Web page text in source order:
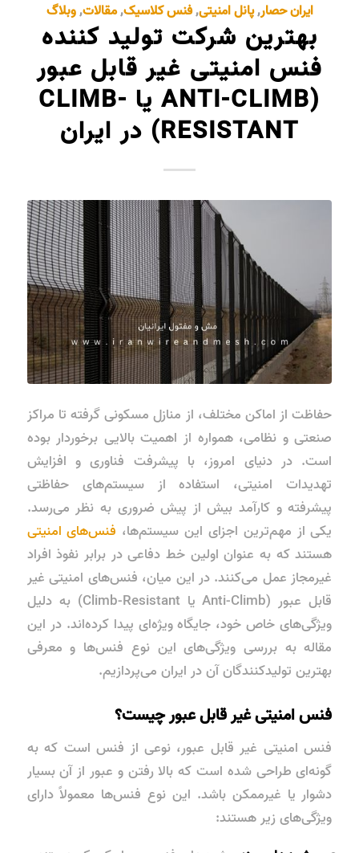
ایران حصار,پانل امنیتی,فنس کلاسیک,مقالات,وبلاگ
بهترین شرکت تولید کننده
فنس امنیتی غیر قابل عبور
(ANTI-CLIMB یا CLIMB-
RESISTANT) در ایران
حفاظت از اماکن مختلف، از منازل مسکونی گرفته تا مراکز
صنعتی و نظامی، همواره از اهمیت بالایی برخوردار بوده
است. در دنیای امروز، با پیشرفت فناوری و افزایش
تهدیدات امنیتی، استفاده از سیستم‌های حفاظتی
پیشرفته و کارآمد بیش از پیش ضروری به نظر می‌رسد.
یکی از مهم‌ترین اجزای این سیستم‌ها، فنس‌های امنیتی
هستند که به عنوان اولین خط دفاعی در برابر نفوذ افراد
غیرمجاز عمل می‌کنند. در این میان، فنس‌های امنیتی غیر
قابل عبور (Anti-Climb یا Climb-Resistant) به دلیل
ویژگی‌های خاص خود، جایگاه ویژه‌ای پیدا کرده‌اند. در این
مقاله به بررسی ویژگی‌های این نوع فنس‌ها و معرفی
بهترین تولیدکنندگان آن در ایران می‌پردازیم.
فنس امنیتی غیر قابل عبور چیست؟
فنس امنیتی غیر قابل عبور، نوعی از فنس است که به
گونه‌ای طراحی شده است که بالا رفتن و عبور از آن بسیار
دشوار یا غیرممکن باشد. این نوع فنس‌ها معمولاً دارای
ویژگی‌های زیر هستند: